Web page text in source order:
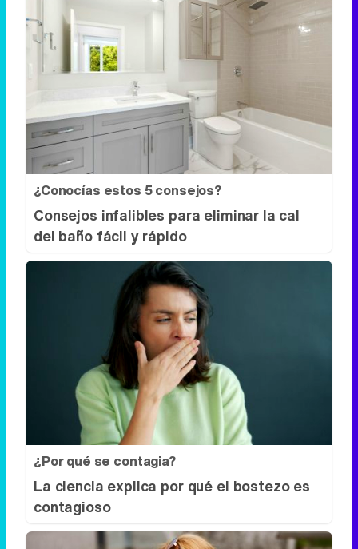
¿Conocías estos 5 consejos?
Consejos infalibles para eliminar la cal
del baño fácil y rápido
¿Por qué se contagia?
La ciencia explica por qué el bostezo es
contagioso